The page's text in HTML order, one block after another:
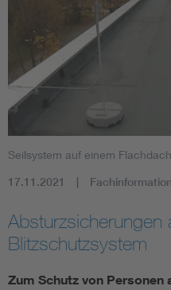
Seilsystem auf einem Flachdach
17.11.2021 Fachinformation
Absturzsicherungen
Blitzschutzsystem
Zum Schutz von Personen